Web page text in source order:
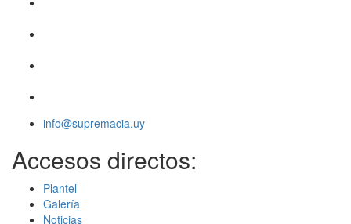
info@supremacia.uy
Accesos directos:
Plantel
Galería
Noticias